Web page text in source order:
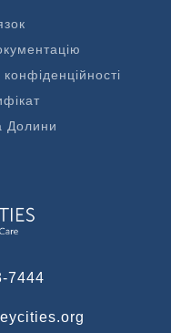
Долини
7444